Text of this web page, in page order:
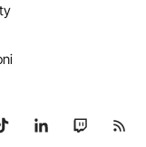
su Telegram
su TikTok
Seguici su
Seguici